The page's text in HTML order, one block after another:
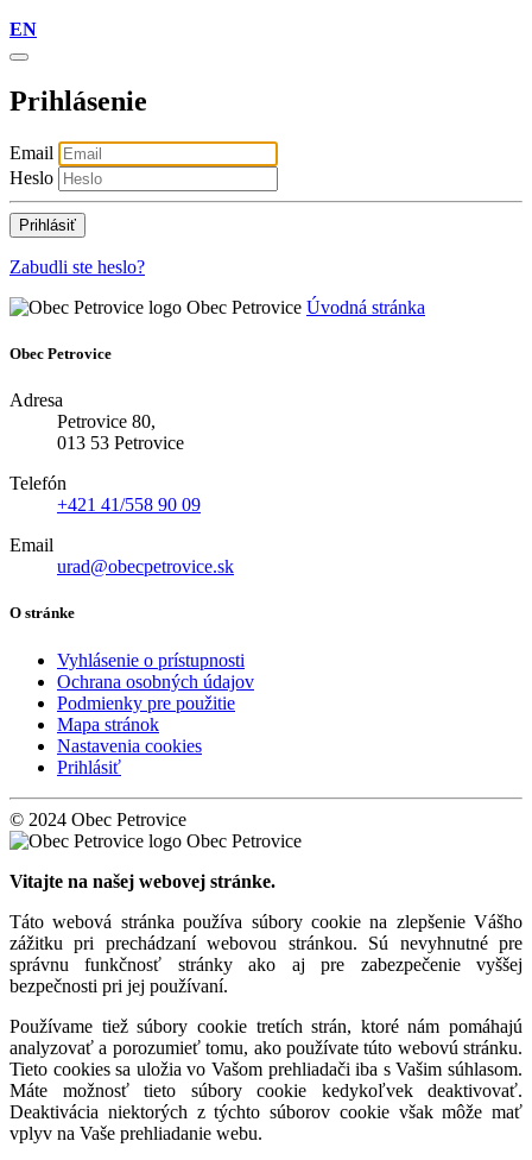
EN
Prihlásenie
Email
Heslo
Zabudli ste heslo?
Obec Petrovice Úvodná stránka
Obec Petrovice
Adresa
Petrovice 80,
013 53 Petrovice
Telefón
+421 41/558 90 09
Email
urad@obecpetrovice.sk
O stránke
Vyhlásenie o prístupnosti
Ochrana osobných údajov
Podmienky pre použitie
Mapa stránok
Nastavenia cookies
Prihlásiť
© 2024 Obec Petrovice
Obec Petrovice
Vitajte na našej webovej stránke.
Táto webová stránka používa súbory cookie na zlepšenie Vášho
zážitku pri prechádzaní webovou stránkou. Sú nevyhnutné pre
správnu funkčnosť stránky ako aj pre zabezpečenie vyššej
bezpečnosti pri jej používaní.
Používame tiež súbory cookie tretích strán, ktoré nám pomáhajú
analyzovať a porozumieť tomu, ako používate túto webovú stránku.
Tieto cookies sa uložia vo Vašom prehliadači iba s Vašim súhlasom.
Máte možnosť tieto súbory cookie kedykoľvek deaktivovať.
Deaktivácia niektorých z týchto súborov cookie však môže mať
vplyv na Vaše prehliadanie webu.